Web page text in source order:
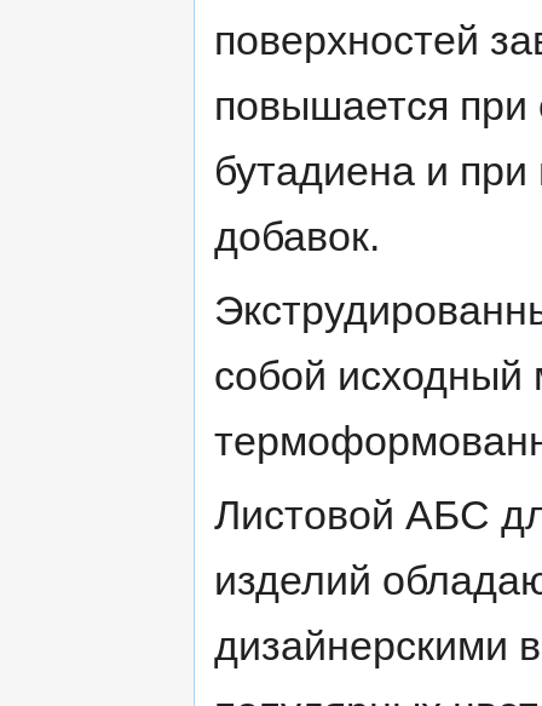
поверхностей
повышается
бутадиена и
добавок.
собой исходный
Листовой АБС
изделий
дизайнерскими